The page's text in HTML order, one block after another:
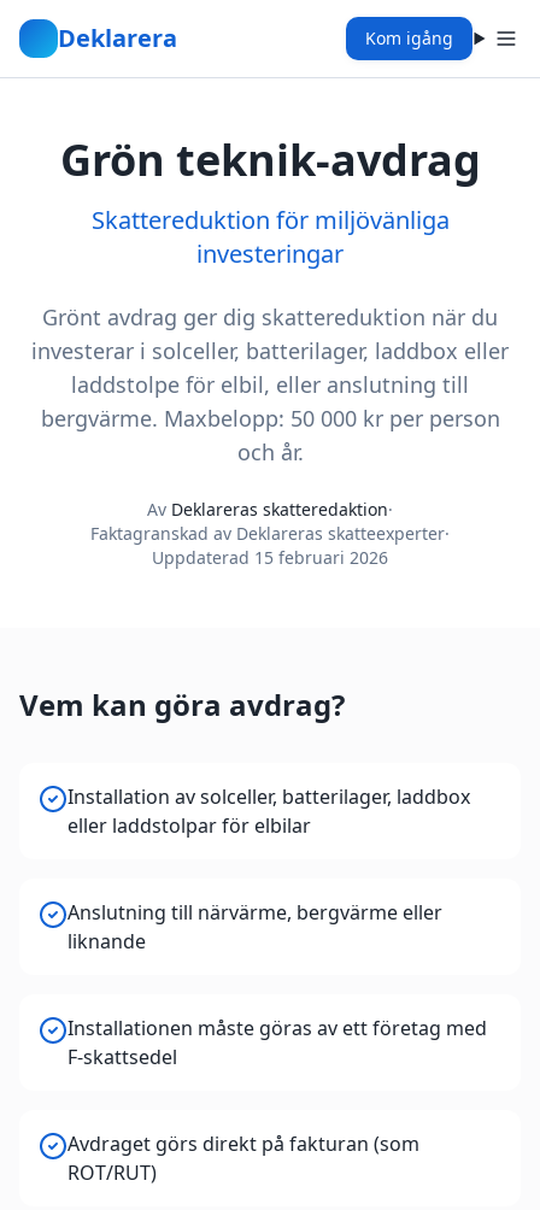
Deklarera Kom igång
Grön teknik-avdrag
Skattereduktion för miljövänliga
investeringar
Grönt avdrag ger dig skattereduktion när du
investerar i solceller, batterilager, laddbox eller
laddstolpe för elbil, eller anslutning till
bergvärme. Maxbelopp: 50 000 kr per person
och år.
Av Deklareras skatteredaktion·
Faktagranskad av Deklareras skatteexperter·
Uppdaterad 15 februari 2026
Vem kan göra avdrag?
Installation av solceller, batterilager, laddbox
eller laddstolpar för elbilar
Anslutning till närvärme, bergvärme eller
liknande
Installationen måste göras av ett företag med
F-skattsedel
Avdraget görs direkt på fakturan (som
ROT/RUT)